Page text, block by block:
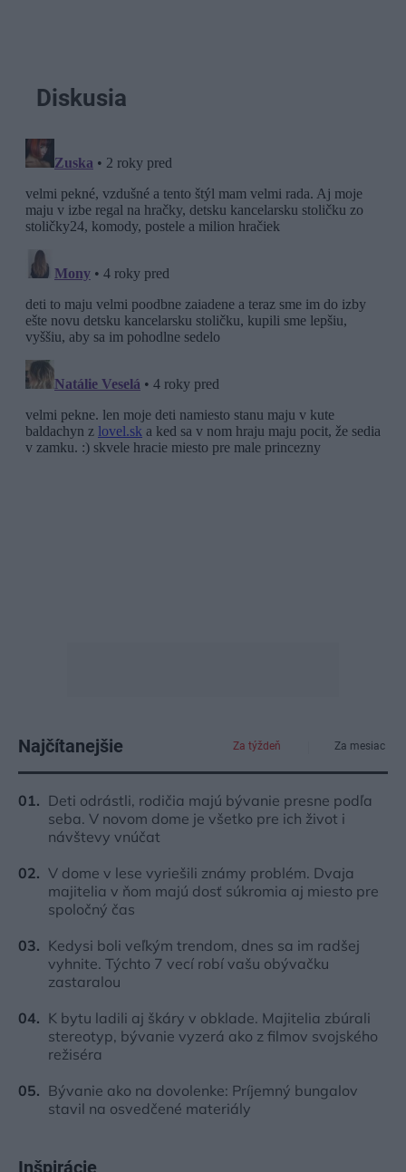
Diskusia
Najčítanejšie Za týždeň Za mesiac
Deti odrástli, rodičia majú bývanie presne podľa
seba. V novom dome je všetko pre ich život i
návštevy vnúčat
V dome v lese vyriešili známy problém. Dvaja
majitelia v ňom majú dosť súkromia aj miesto pre
spoločný čas
Kedysi boli veľkým trendom, dnes sa im radšej
vyhnite. Týchto 7 vecí robí vašu obývačku
zastaralou
K bytu ladili aj škáry v obklade. Majitelia zbúrali
stereotyp, bývanie vyzerá ako z filmov svojského
režiséra
Bývanie ako na dovolenke: Príjemný bungalov
stavil na osvedčené materiály